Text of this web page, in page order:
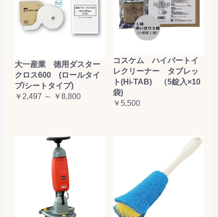
大一産業 徳用ダスター
クロス600 (ロールタイ
プ/シートタイプ)
￥2,497 ～ ￥8,800
コスケム ハイパートイ
レクリーナー タブレッ
ト(Hi-TAB) （5錠入×10
袋)
￥5,500